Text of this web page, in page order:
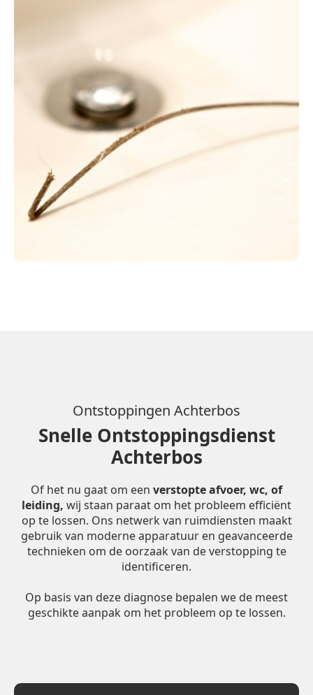
Ontstoppingen Achterbos
Snelle Ontstoppingsdienst
Achterbos
Of het nu gaat om een verstopte afvoer, wc, of
leiding, wij staan paraat om het probleem efficiënt
op te lossen. Ons netwerk van ruimdiensten maakt
gebruik van moderne apparatuur en geavanceerde
technieken om de oorzaak van de verstopping te
identificeren.
Op basis van deze diagnose bepalen we de meest
geschikte aanpak om het probleem op te lossen.